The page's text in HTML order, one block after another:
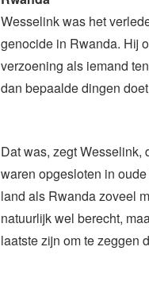
Wesselink was het
genocide in Rwanda. Hij
verzoening als iemand
dan bepaalde dingen
Dat was, zegt
waren opgesloten in
land als Rwanda zoveel
natuurlijk wel berecht,
laatste zijn om te zeggen